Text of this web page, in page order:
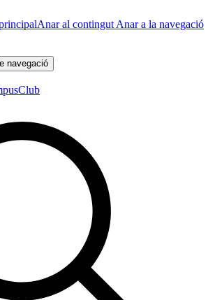
Anar al contingut Anar a la navegació
navegació
Club